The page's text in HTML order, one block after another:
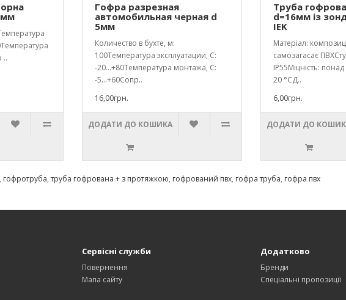
..
Гофра разрезная
автомобильная черная d
5мм
Количество в бухте, м:
100Температура эксплуатации, С:
-20...+80Температура монтажа, С:
-5...+60Сопр..
16,00грн.
ДОДАТИ ДО КОШИКА
Труба
d=16мм із
IEK
Матеріал:
самозагасає
IP55Міцність:
20 °СД..
6,00грн.
ДОДАТИ ДО
, гофротруба,труба гофрована + з протяжкою, гофрований пвх, гофра труба, гофра пвх
Сервісні служби
Повернення
Мапа сайту
Додатково
Бренди
Спеціальні пропозиції